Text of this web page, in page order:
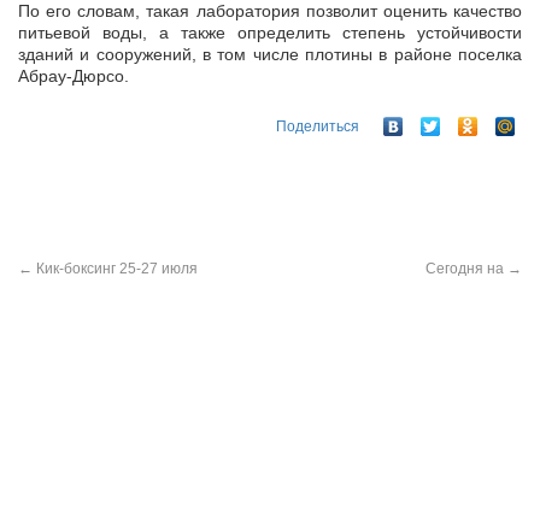
По его словам, такая лаборатория позволит оценить качество
питьевой воды, а также определить степень устойчивости
зданий и сооружений, в том числе плотины в районе поселка
Абрау-Дюрсо.
Поделиться
← Кик-боксинг 25-27 июля Сегодня на →